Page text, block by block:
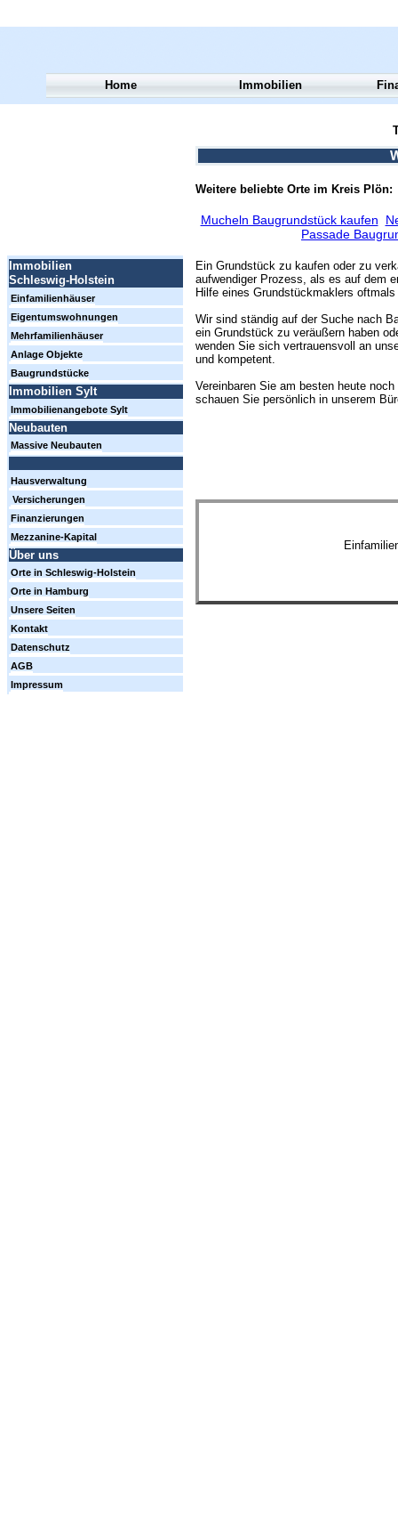
Weitere beliebte Orte im Kreis Plön:
Mucheln Baugrundstück kaufen
Passade
Ein Grundstück zu kaufen oder zu
aufwendiger Prozess, als es auf dem
Hilfe eines Grundstückmaklers
Wir sind ständig auf der Suche nach
ein Grundstück zu veräußern haben
wenden Sie sich vertrauensvoll an
und kompetent.
Vereinbaren Sie am besten heute
schauen Sie persönlich in unserem
Home Immobilien
Immobilien
Schleswig-Holstein
Einfamilienhäuser
Eigentumswohnungen
Mehrfamilienhäuser
Anlage Objekte
Baugrundstücke
Immobilien Sylt
Immobilienangebote Sylt
Neubauten
Massive Neubauten
Hausverwaltung
Versicherungen
Finanzierungen
Mezzanine-Kapital
Über uns
Orte in Schleswig-Holstein
Orte in Hamburg
Unsere Seiten
Kontakt
Datenschutz
AGB
Impressum